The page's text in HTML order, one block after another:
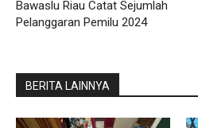
Bawaslu Riau Catat Sejumlah
Pelanggaran Pemilu 2024
BERITA LAINNYA